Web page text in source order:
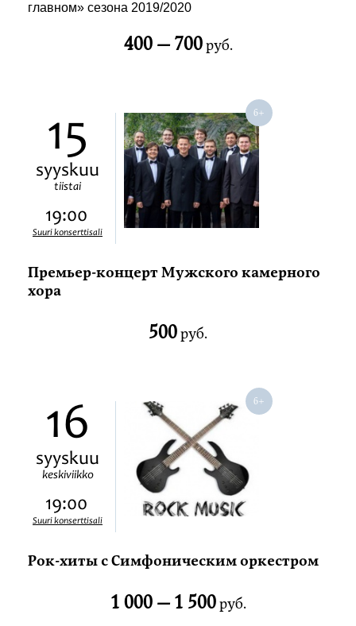
главном» сезона 2019/2020
400 — 700руб.
15
syyskuu
tiistai
19:00
Suuri konserttisali
Премьер-концерт Мужского камерного
хора
500руб.
16
syyskuu
keskiviikko
19:00
Suuri konserttisali
Рок-хиты с Симфоническим оркестром
1 000 — 1 500руб.